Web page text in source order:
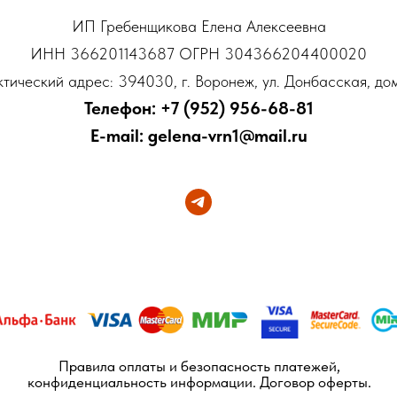
ИП Гребенщикова Елена Алексеевна
ИНН 366201143687 ОГРН 304366204400020
адрес: 394030, г. Воронеж, ул. Донбасская,
Телефон: +7 (952) 956-68-81
E-mail: gelena-vrn1@mail.ru
Правила оплаты и безопасность платежей,
конфиденциальность информации. Договор оферты.